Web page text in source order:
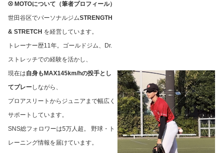
⚾ MOTOについて（筆者プロフィール）
世田谷区でパーソナルジムSTRENGTH
& STRETCH を経営しています。
トレーナー歴11年。ゴールドジム、Dr.
ストレッチでの経験を活かし、
現在は自身もMAX145km/hの投手とし
てプレーしながら、
プロアスリートからジュニアまで幅広く
サポートしています。
SNS総フォロワーは5万人超。 野球・ト
レーニング情報を届けています。